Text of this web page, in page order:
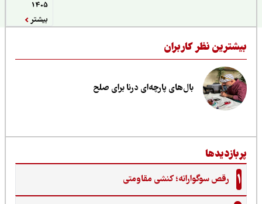
نظر کاربران
بال‌های پارچه‌ای درنا برای صلح
رقص سوگوارانه؛ کنشی مقاومتی